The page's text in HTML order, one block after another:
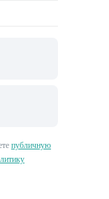
публичную